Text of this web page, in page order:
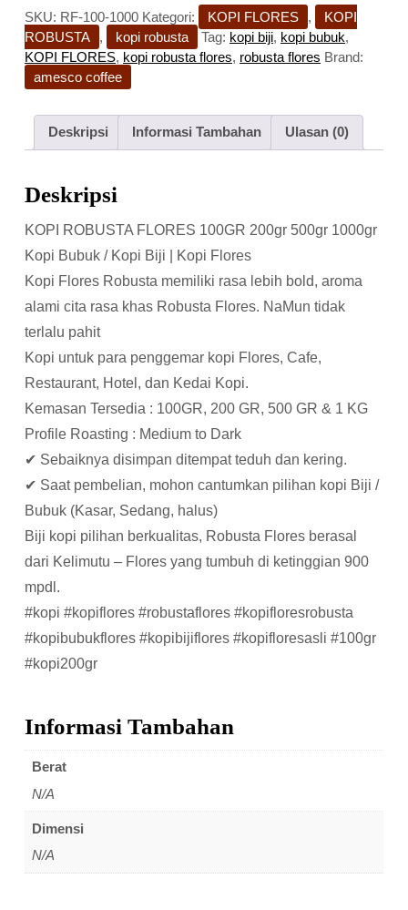
SKU: RF-100-1000 Kategori: KOPI FLORES ,
KOPI
ROBUSTA
, kopi robusta Tag: kopi biji, kopi bubuk,
KOPI FLORES, kopi robusta flores, robusta flores Brand:
amesco coffee
Deskripsi Informasi Tambahan Ulasan (0)
Deskripsi
KOPI ROBUSTA FLORES 100GR 200gr 500gr 1000gr
Kopi Bubuk / Kopi Biji | Kopi Flores
Kopi Flores Robusta memiliki rasa lebih bold, aroma
alami cita rasa khas Robusta Flores. NaMun tidak
terlalu pahit
Kopi untuk para penggemar kopi Flores, Cafe,
Restaurant, Hotel, dan Kedai Kopi.
Kemasan Tersedia : 100GR, 200 GR, 500 GR & 1 KG
Profile Roasting : Medium to Dark
✔ Sebaiknya disimpan ditempat teduh dan kering.
✔ Saat pembelian, mohon cantumkan pilihan kopi Biji /
Bubuk (Kasar, Sedang, halus)
Biji kopi pilihan berkualitas, Robusta Flores berasal
dari Kelimutu – Flores yang tumbuh di ketinggian 900
mpdl.
#kopi #kopiflores #robustaflores #kopifloresrobusta
#kopibubukflores #kopibijiflores #kopifloresasli #100gr
#kopi200gr
Informasi Tambahan
Berat
N/A
Dimensi
N/A